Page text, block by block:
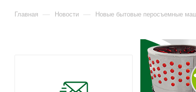
Главная — Новости — Новые бытовые перосъемные